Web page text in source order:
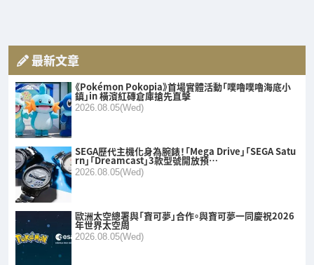
最新文章
《Pokémon Pokopia》首場實體活動「噗嚕噗嚕海底小
鎮」in 橫濱紅磚倉庫搶先直擊
2026.08.05(Wed)
SEGA歷代主機化身為腕錶！「Mega Drive」「SEGA Satu
rn」「Dreamcast」3款型號開放預…
2026.08.05(Wed)
歐洲太空總署與「寶可夢」合作。與寶可夢一同慶祝2026
年世界太空周
2026.08.05(Wed)